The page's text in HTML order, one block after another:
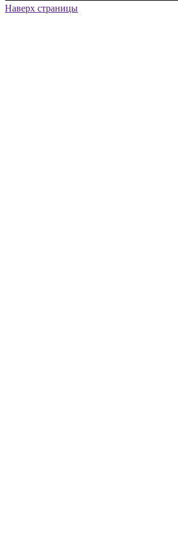
Наверх страницы